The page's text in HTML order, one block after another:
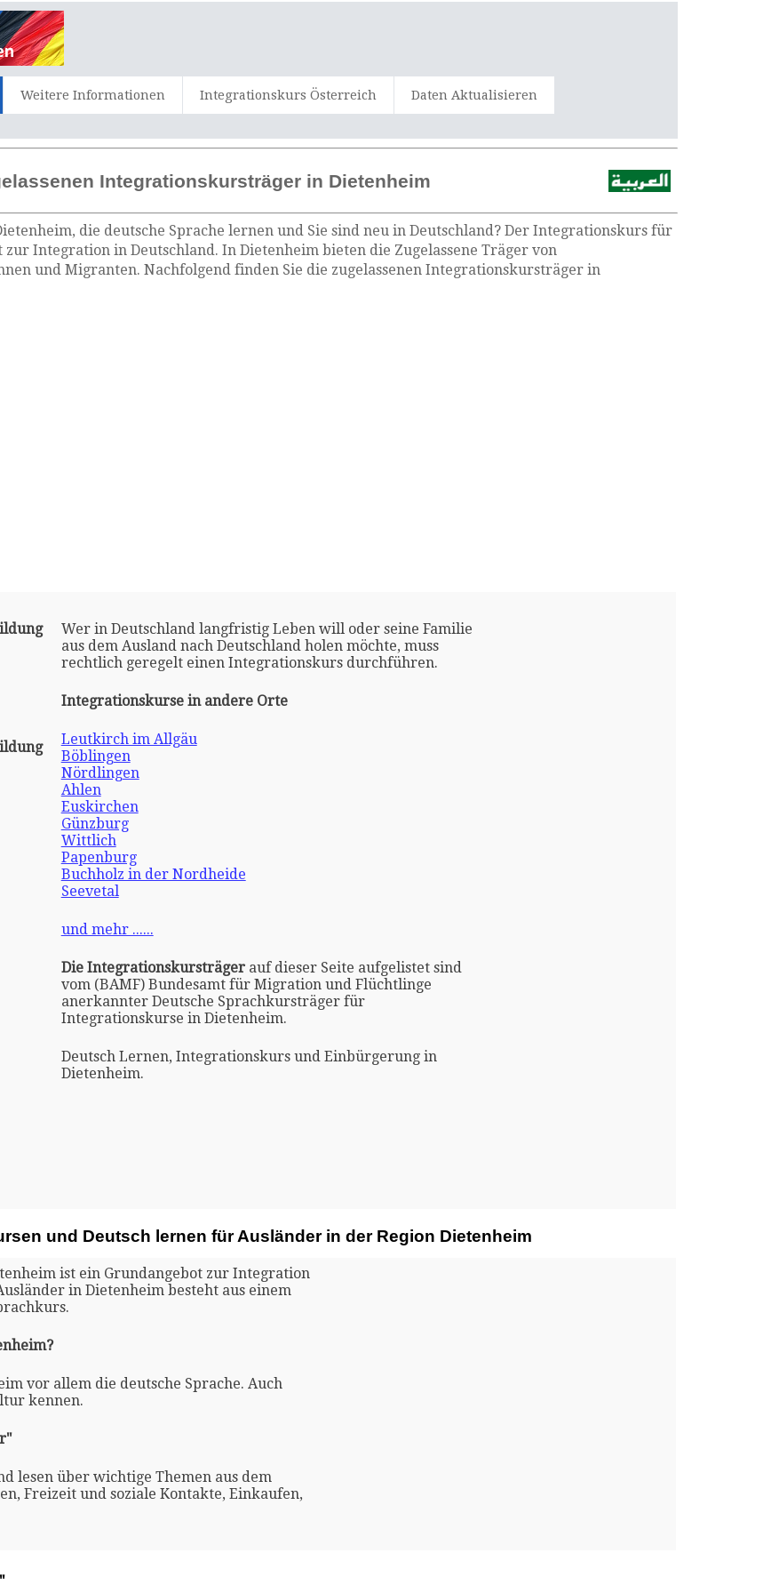
Weitere Informationen Integrationskurs Österreich Daten Aktualisieren
Integrationskursträger in Dietenheim
die deutsche Sprache lernen und Sie sind neu in Deutschland? Der Integrationskurs für
Integration in Deutschland. In Dietenheim bieten die Zugelassene Träger von
und Migranten. Nachfolgend finden Sie die zugelassenen Integrationskursträger in
Wer in Deutschland langfristig Leben will oder seine Familie
aus dem Ausland nach Deutschland holen möchte, muss
rechtlich geregelt einen Integrationskurs durchführen.
Integrationskurse in andere Orte
Leutkirch im Allgäu
Böblingen
Nördlingen
Ahlen
Euskirchen
Günzburg
Wittlich
Papenburg
Buchholz in der Nordheide
Seevetal
und mehr ......
Die Integrationskursträgerauf dieser Seite aufgelistet sind
vom (BAMF) Bundesamt für Migration und Flüchtlinge
anerkannter Deutsche Sprachkursträger für
Integrationskurse in Dietenheim.
Deutsch Lernen, Integrationskurs und Einbürgerung in
Dietenheim.
und Deutsch lernen für Ausländer in der Region Dietenheim
ist ein Grundangebot zur Integration
in Dietenheim besteht aus einem
vor allem die deutsche Sprache. Auch
kennen.
lesen über wichtige Themen aus dem
Freizeit und soziale Kontakte, Einkaufen,